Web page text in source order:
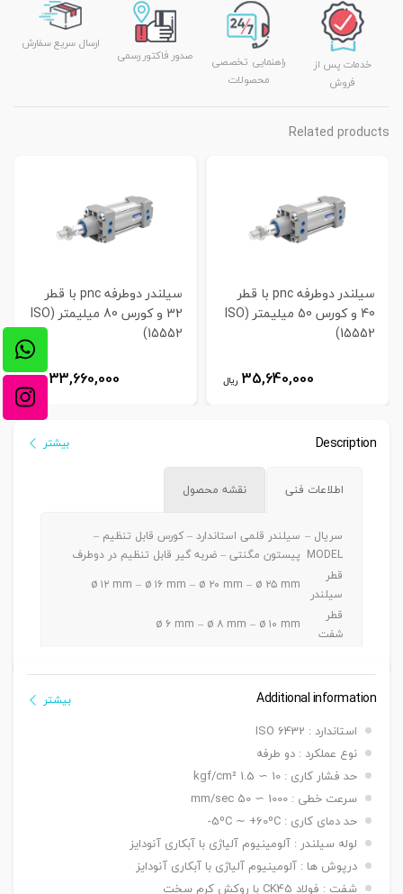
خدمات پس از
فروش
راهنمایی تخصصی
محصولات
صدور فاکتور رسمی
ارسال سریع سفارش
Related products
سیلندر دوطرفه pnc با قطر
40 و کورس 50 میلیمتر (ISO
15552)
35,640,000 ریال
سیلندر دوطرفه pnc با قطر
32 و کورس 80 میلیمتر (ISO
15552)
33,660,000 ریال
Description بیشتر
اطلاعات فنی نقشه محصول
سریال –
MODEL
سیلندر قلمی استاندارد – کورس قابل تنظیم –
پیستون مگنتی – ضربه گیر قابل تنظیم در دوطرف
قطر
سیلندر
ø ۱۲ mm – ø ۱۶ mm – ø ۲۰ mm – ø ۲۵ mm
قطر
شفت
ø ۶ mm – ø ۸ mm – ø ۱۰ mm
۲۰ -> Max. 300 mm / ø ۲۵ -> Max. 350 mm
دنده
دنده ماندگی ,دنده نری
بست
نصبی
دوشاخه Y, بست چشمی FI ,بست شناور FC
سنسور
( ø ۱۲ ~ ۲۵ mm ) KT-05 R/BK81
تعداد
سنسور
یک عدد ,دو عدد
Additional information
استاندارد : ISO 6432
نوع عملکرد : دو طرفه
حد فشار کاری : 10 ∼ 1.5 kgf/cm²
سرعت خطی : 1000 ∼ 50 mm/sec
حد دمای کاری : 5ºC ∼ +60ºC-
لوله سیلندر : آلومینیوم آلیاژی با آبکاری آنودایز
درپوش ها : آلومینیوم آلیاژی با آبکاری آنودایز
شفت : فولاد CK45 با روکش کرم سخت
بیشتر